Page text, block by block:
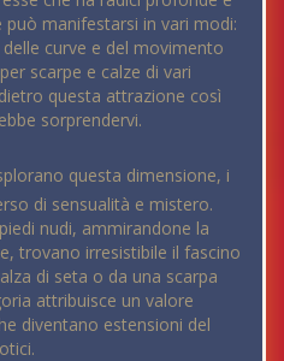
manifestarsi in vari modi:
curve e del movimento
scarpe e calze di vari
questa attrazione così
sorprendervi.
questa dimensione, i
di sensualità e mistero.
nudi, ammirandone la
trovano irresistibile il fascino
di seta o da una scarpa
attribuisce un valore
diventano estensioni del